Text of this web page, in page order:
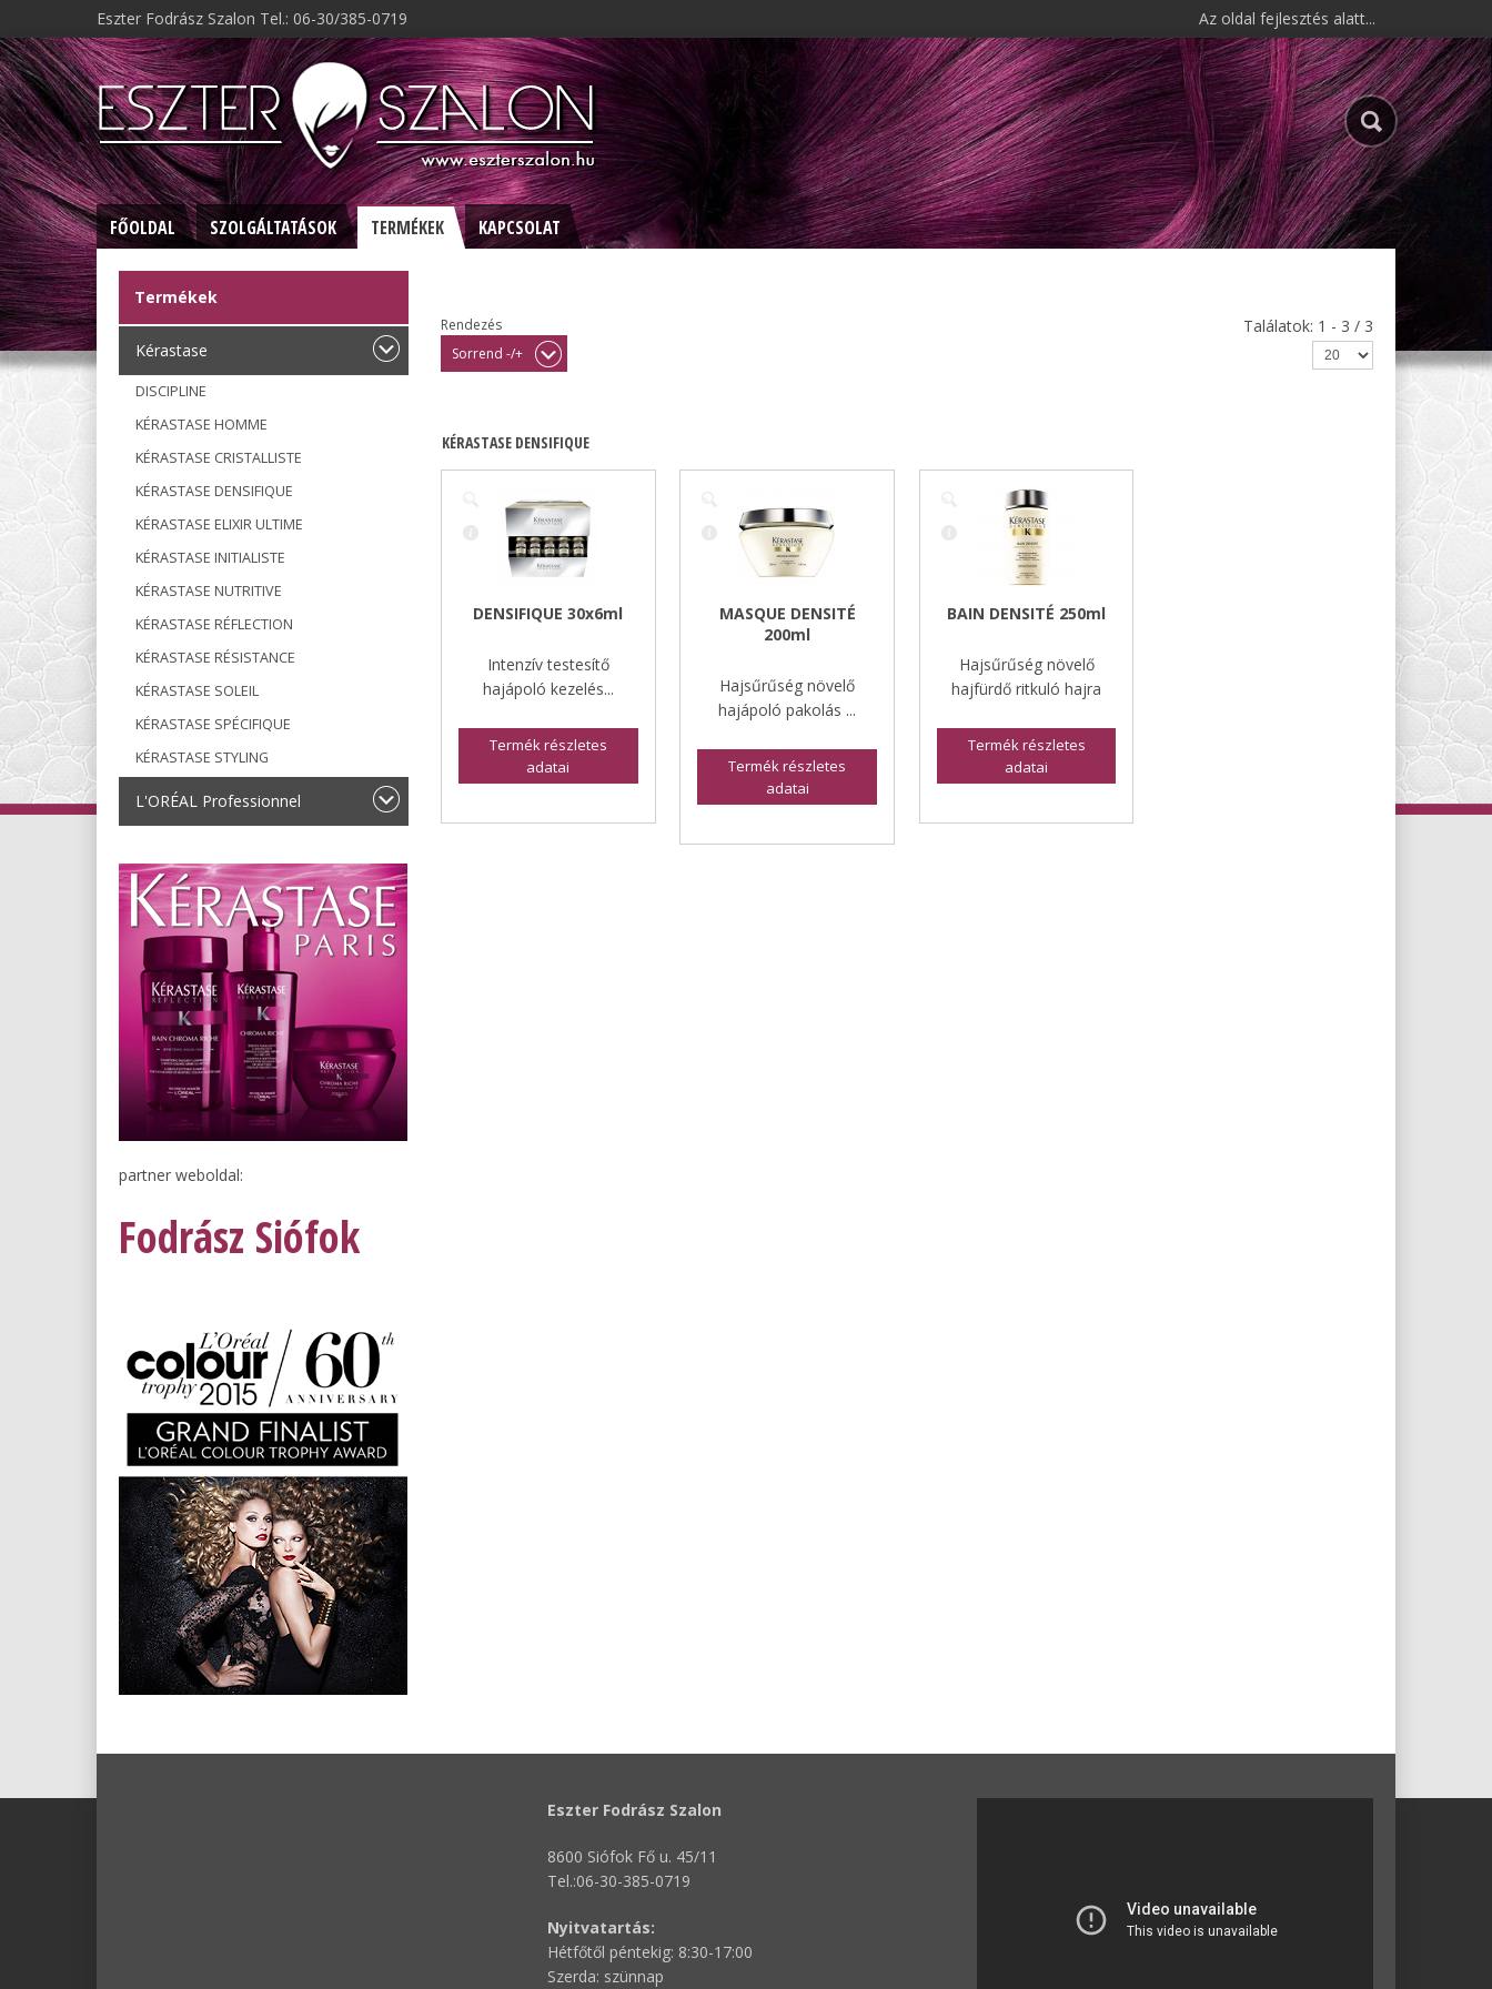
Eszter Fodrász Szalon Tel.: 06-30/385-0719 Az oldal fejlesztés alatt...
FŐOLDAL SZOLGÁLTATÁSOK TERMÉKEK KAPCSOLAT
Termékek
Kérastase
DISCIPLINE
KÉRASTASE HOMME
KÉRASTASE CRISTALLISTE
KÉRASTASE DENSIFIQUE
KÉRASTASE ELIXIR ULTIME
KÉRASTASE INITIALISTE
KÉRASTASE NUTRITIVE
KÉRASTASE RÉFLECTION
KÉRASTASE RÉSISTANCE
KÉRASTASE SOLEIL
KÉRASTASE SPÉCIFIQUE
KÉRASTASE STYLING
L'ORÉAL Professionnel
partner weboldal:
Fodrász Siófok
Rendezés
Sorrend -/+
Találatok: 1 - 3 / 3
KÉRASTASE DENSIFIQUE
DENSIFIQUE 30x6ml
Intenzív testesítő
hajápoló kezelés...
Termék részletes
adatai
MASQUE DENSITÉ
200ml
Hajsűrűség növelő
hajápoló pakolás ...
Termék részletes
adatai
BAIN DENSITÉ 250ml
Hajsűrűség növelő
hajfürdő ritkuló hajra
Termék részletes
adatai
Eszter Fodrász Szalon
8600 Siófok Fő u. 45/11
Tel.:06-30-385-0719
Nyitvatartás:
Hétfőtől péntekig: 8:30-17:00
Szerda: szünnap